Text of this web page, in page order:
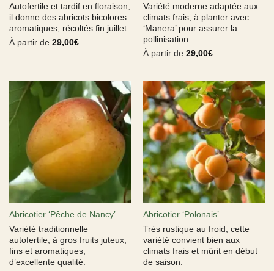
Autofertile et tardif en floraison,
il donne des abricots bicolores
aromatiques, récoltés fin juillet.
À partir de 29,00€
Variété moderne adaptée aux
climats frais, à planter avec
‘Manera’ pour assurer la
pollinisation.
À partir de 29,00€
Abricotier ‘Pêche de Nancy’
Variété traditionnelle
autofertile, à gros fruits juteux,
fins et aromatiques,
d’excellente qualité.
Abricotier ‘Polonais’
Très rustique au froid, cette
variété convient bien aux
climats frais et mûrit en début
de saison.